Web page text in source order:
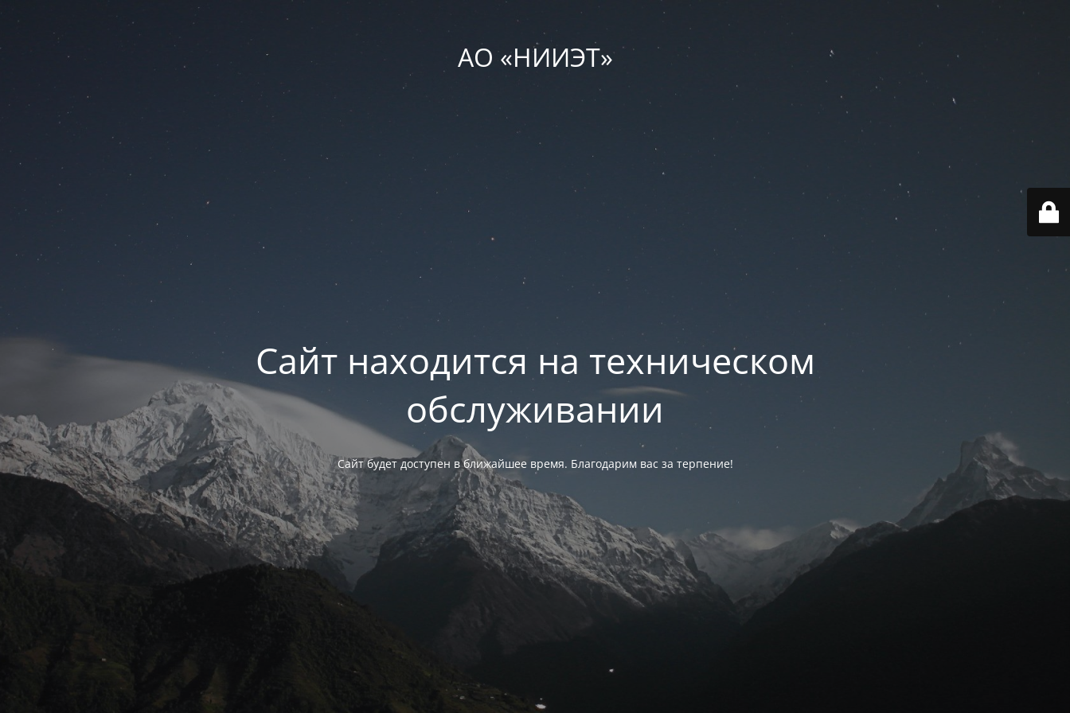
АО «НИИЭТ»
Сайт находится на техническом
обслуживании
Сайт будет доступен в ближайшее время. Благодарим вас за терпение!